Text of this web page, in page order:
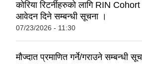
कोरिया रिटर्नीहरुको लागि RIN
आवेदन दिने सम्बन्धी सूचना ।
07/23/2026 - 11:30
मौज्दात प्रमाणित गर्ने/गराउने सम्बन्धी